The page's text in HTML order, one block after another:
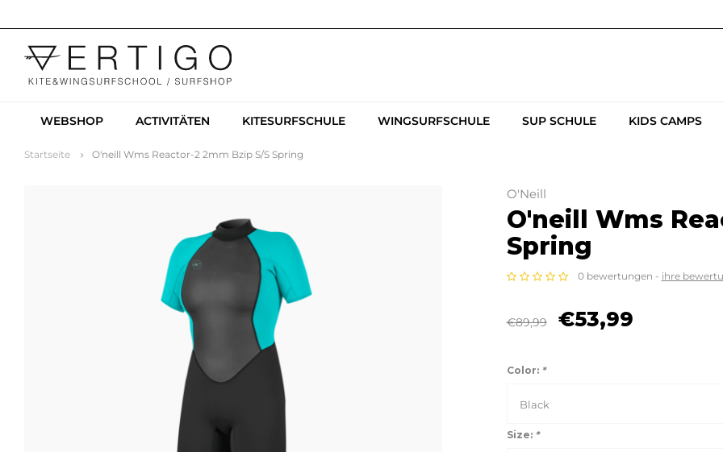
WEBSHOP ACTIVITÄTEN KITESURFSCHULE WINGSURFSCHULE SUP SCHULE KIDS CAMPS
Startseite O'neill Wms Reactor-2 2mm Bzip S/S Spring
O'Neill
O'neill Wms
Spring
0 bewertungen - ihre
€89,99 €53,99
Color: *
Black
Size: *